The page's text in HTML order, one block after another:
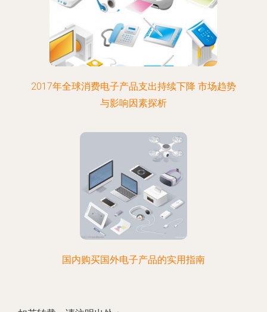
2017年全球消费电子产品支出持续下降 市场趋势
与影响因素探析
国内购买国外电子产品的实用指南